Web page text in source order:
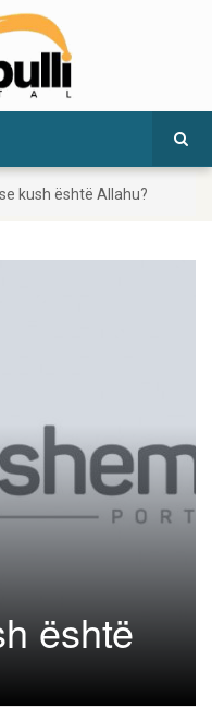
kush është Allahu?
është